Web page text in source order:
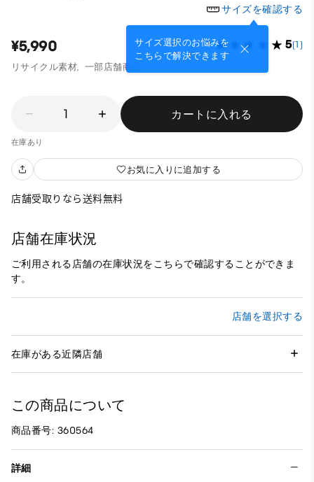
サイズを確認する
サイズ選択のお悩みを
こちらで解決できます
¥5,990 5(1)
リサイクル素材, 一部店舗商品
1 カートに入れる
在庫あり
お気に入りに追加する
店舗受取りなら送料無料
店舗在庫状況
ご利用される店舗の在庫状況をこちらで確認することができま
す。
店舗を選択する
在庫がある近隣店舗
この商品について
商品番号: 360564
詳細